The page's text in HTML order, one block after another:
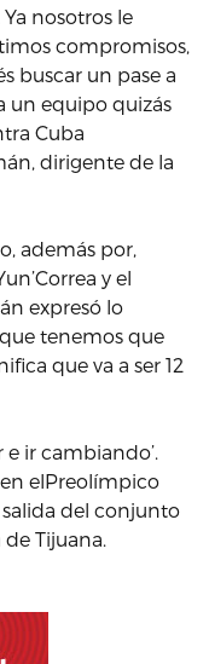
nosotros le
compromisos,
buscar un pase a
un equipo quizás
Cuba
dirigente de la
además por,
y el
expresó lo
que tenemos que
que va a ser 12
ir cambiando’.
elPreolímpico
del conjunto
Tijuana.